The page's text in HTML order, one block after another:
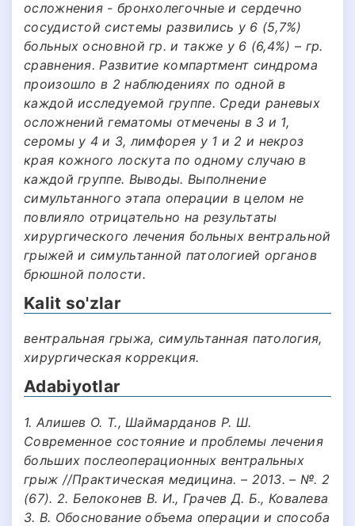
осложнения - бронхолегочные и сердечно
сосудистой системы развились у 6 (5,7%)
больных основной гр. и также у 6 (6,4%) – гр.
сравнения. Развитие компартмент синдрома
произошло в 2 наблюдениях по одной в
каждой исследуемой группе. Среди раневых
осложнений гематомы отмечены в 3 и 1,
серомы у 4 и 3, лимфорея у 1 и 2 и некроз
края кожного лоскута по одному случаю в
каждой группе. Выводы. Выполнение
симультанного этапа операции в целом не
повлияло отрицательно на результаты
хирургического лечения больных вентральной
грыжей и симультанной патологией органов
брюшной полости.
Kalit so'zlar
вентральная грыжа, симультанная патология,
хирургическая коррекция.
Adabiyotlar
1. Алишев О. Т., Шаймарданов Р. Ш.
Современное состояние и проблемы лечения
больших послеоперационных вентральных
грыж //Практическая медицина. – 2013. – №. 2
(67). 2. Белоконев В. И., Грачев Д. Б., Ковалева
З. В. Обоснование объема операции и способа